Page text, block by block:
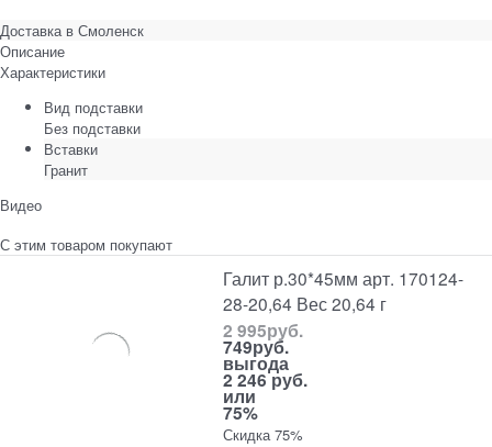
Доставка в Смоленск
Описание
Характеристики
Вид подставки
Без подставки
Вставки
Гранит
Видео
С этим товаром покупают
Галит р.30*45мм арт. 170124-
28-20,64 Вес 20,64 г
2 995руб.
749руб.
выгода
2 246 руб.
или
75%
Скидка 75%